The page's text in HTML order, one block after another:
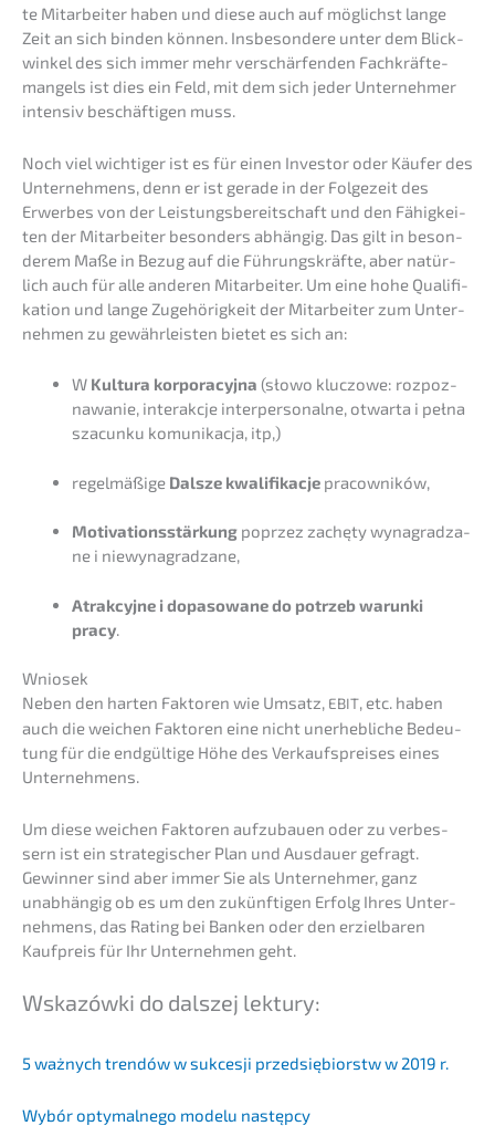
te Mitar­bei­ter haben und diese auch auf möglichst lange
Zeit an sich binden können. Insbe­son­de­re unter dem Blick­
win­kel des sich immer mehr verschär­fen­den Fachkräf­te­
man­gels ist dies ein Feld, mit dem sich jeder Unter­neh­mer
inten­siv beschäf­ti­gen muss.
Noch viel wichti­ger ist es für einen Inves­tor oder Käufer des
Unter­neh­mens, denn er ist gerade in der Folge­zeit des
Erwer­bes von der Leistungs­be­reit­schaft und den Fähig­kei­
ten der Mitar­bei­ter beson­ders abhän­gig. Das gilt in beson­
de­rem Maße in Bezug auf die Führungs­kräf­te, aber natür­
lich auch für alle anderen Mitar­bei­ter. Um eine hohe Quali­fi­
ka­ti­on und lange Zugehö­rig­keit der Mitar­bei­ter zum Unter­
neh­men zu gewähr­leis­ten bietet es sich an:
W Kultu­ra korpora­cy­j­na (słowo kluczowe: rozpoz­
na­wa­nie, inter­ak­c­je inter­per­so­nal­ne, otwar­ta i pełna
szacun­ku komuni­ka­c­ja, itp,)
regel­mä­ßi­ge Dalsze kwali­fi­ka­c­je pracowników,
Motiva­ti­ons­stär­kung poprzez zachę­ty wynagrad­za­
ne i niewynagradzane,
Atrak­cy­j­ne i dopaso­wa­ne do potrzeb warun­ki
pracy.
Wniosek
Neben den harten Fakto­ren wie Umsatz, EBIT, etc. haben
auch die weichen Fakto­ren eine nicht unerheb­li­che Bedeu­
tung für die endgül­ti­ge Höhe des Verkaufs­prei­ses eines
Unternehmens.
Um diese weichen Fakto­ren aufzu­bau­en oder zu verbes­
sern ist ein strate­gi­scher Plan und Ausdau­er gefragt.
Gewin­ner sind aber immer Sie als Unter­neh­mer, ganz
unabhän­gig ob es um den zukünf­ti­gen Erfolg Ihres Unter­
neh­mens, das Rating bei Banken oder den erziel­ba­ren
Kaufpreis für Ihr Unter­neh­men geht.
Wskazów­ki do dalszej lektury:
5 ważnych trendów w sukces­ji przedsię­bi­orstw w 2019 r.
Wybór optymal­n­ego modelu następcy